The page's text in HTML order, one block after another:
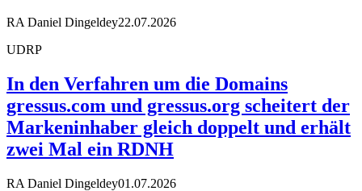
RA Daniel Dingeldey22.07.2026
UDRP
In den Verfahren um die Domains
gressus.com und gressus.org scheitert der
Markeninhaber gleich doppelt und erhält
zwei Mal ein RDNH
RA Daniel Dingeldey01.07.2026